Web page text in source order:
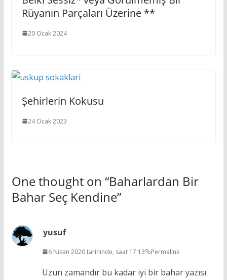
Rüyanın Parçaları Üzerine **
20 Ocak 2024
Şehirlerin Kokusu
24 Ocak 2023
One thought on “Baharlardan Bir
Bahar Seç Kendine”
yusuf
6 Nisan 2020 tarihinde, saat 17:13 Permalink
Uzun zamandır bu kadar iyi bir bahar yazısı